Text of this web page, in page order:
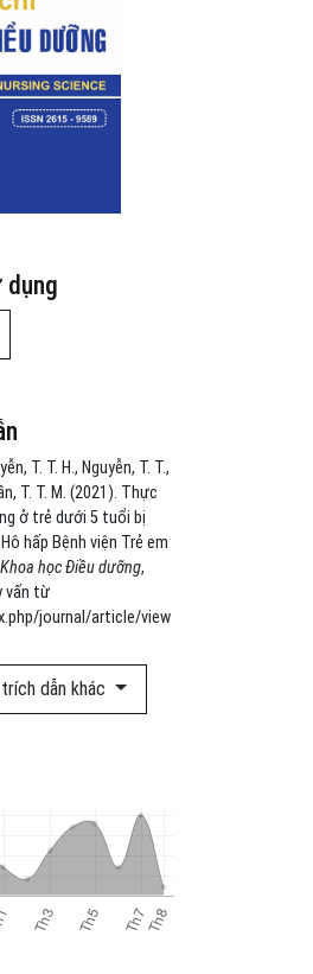
dụng
T. T. H., Nguyễn, T. T.,
T. T. M. (2021). Thực
ở trẻ dưới 5 tuổi bị
hấp Bệnh viện Trẻ em
học Điều dưỡng,
vấn từ
journal/article/view
dẫn khác